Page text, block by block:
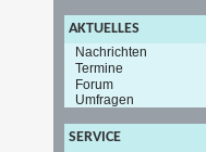
AKTUELLES
Nachrichten
Termine
Forum
Umfragen
SERVICE